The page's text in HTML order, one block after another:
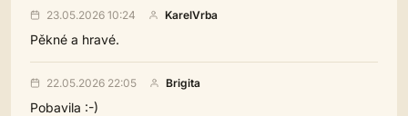
23.05.2026 10:24 KarelVrba
Pěkné a hravé.
22.05.2026 22:05 Brigita
Pobavila :-)